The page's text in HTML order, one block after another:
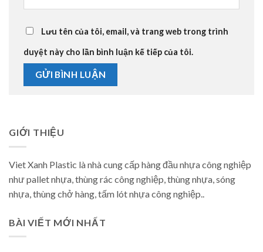
Lưu tên của tôi, email, và trang web trong trình
duyệt này cho lần bình luận kế tiếp của tôi.
GIỚI THIỆU
Viet Xanh Plastic là nhà cung cấp hàng đầu nhựa công nghiệp
như pallet nhựa, thùng rác công nghiệp, thùng nhựa, sóng
nhựa, thùng chở hàng, tấm lót nhựa công nghiệp..
BÀI VIẾT MỚI NHẤT